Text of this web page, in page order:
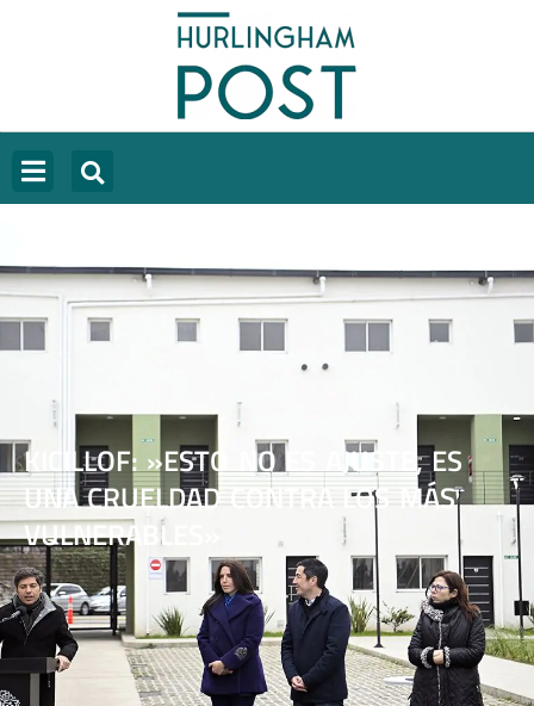
KICILLOF: »ESTO NO ES AJUSTE, ES
UNA CRUELDAD CONTRA LOS MÁS
VULNERABLES»